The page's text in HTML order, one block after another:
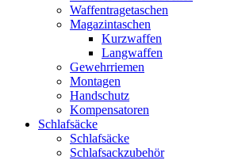
Waffentragetaschen
Magazintaschen
Kurzwaffen
Langwaffen
Gewehrriemen
Montagen
Handschutz
Kompensatoren
Schlafsäcke
Schlafsäcke
Schlafsackzubehör